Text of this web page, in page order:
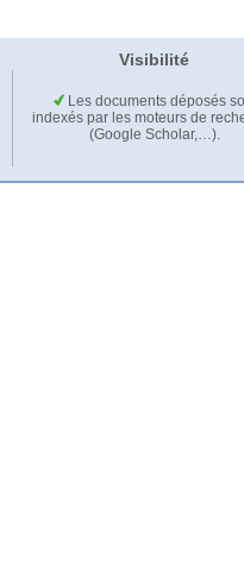
Visibilité
Les documents déposés
indexés par les moteurs de
(Google Scholar,…).